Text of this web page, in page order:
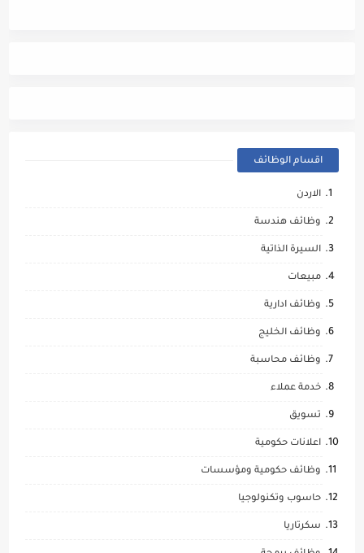
اقسام الوظائف
الاردن
وظائف هندسة
السيرة الذاتية
مبيعات
وظائف ادارية
وظائف الخليج
وظائف محاسبة
خدمة عملاء
تسويق
اعلانات حكومية
وظائف حكومية ومؤسسات
حاسوب وتكنولوجيا
سكرتاريا